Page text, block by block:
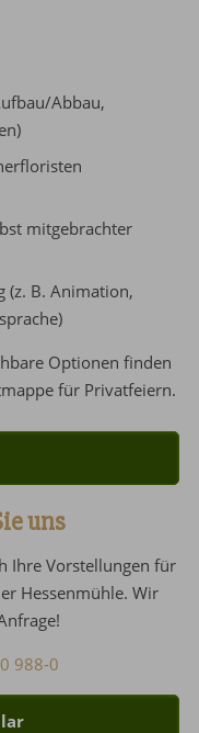
Abbau,
mitgebrachter
(z. B. Animation,
Optionen finden
für Privatfeiern.
uns
Ihre Vorstellungen für
Hessenmühle. Wir
988-0